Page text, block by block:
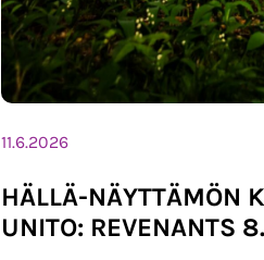
11.6.2026
HÄLLÄ-NÄYTTÄMÖN
UNITO: REVENANTS